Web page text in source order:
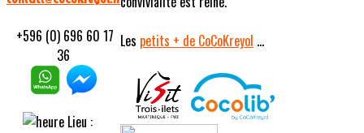
+596 (0) 696 60 17
36
Lieu :
Les petits + de CoCoKreyol ...